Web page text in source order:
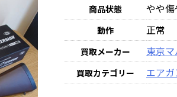
商品状態 やや傷
動作 正常
買取メーカー 東京マ
買取カテゴリー エアガ